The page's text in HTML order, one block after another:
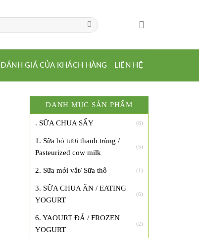
ĐÁNH GIÁ CỦA KHÁCH HÀNG LIÊN HỆ
DANH MỤC SẢN PHẨM
. SỮA CHUA SẤY (8)
1. Sữa bò tươi thanh trùng /
Pasteurized cow milk
(5)
2. Sữa mới vắt/ Sữa thô (1)
3. SỮA CHUA ĂN / EATING
YOGURT
(6)
6. YAOURT ĐÁ / FROZEN
YOGURT
(2)